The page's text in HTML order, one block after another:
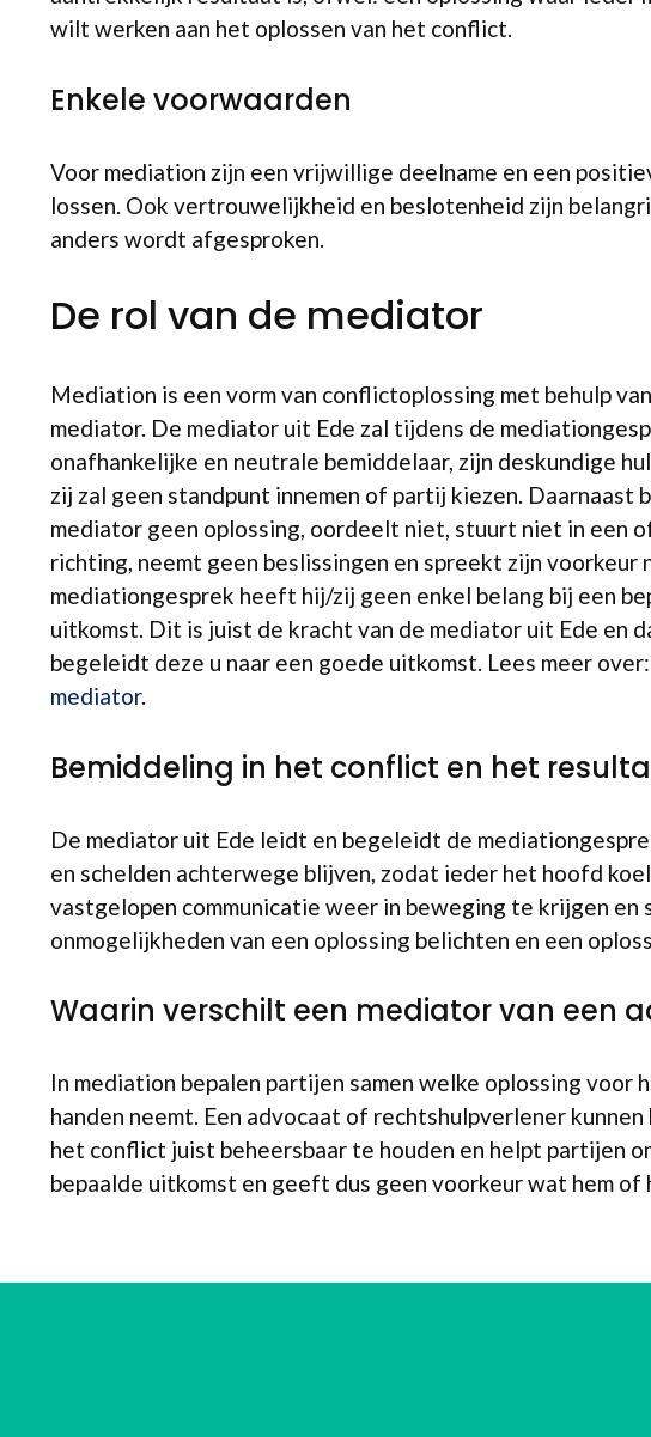
wilt werken aan het oplossen van het conflict.
Enkele voorwaarden
Voor mediation zijn een vrijwillige deelname en een
lossen. Ook vertrouwelijkheid en beslotenheid zijn
anders wordt afgesproken.
De rol van de mediator
Mediation is een vorm van conflictoplossing met behulp
mediator. De mediator uit Ede zal tijdens de
onafhankelijke en neutrale bemiddelaar, zijn deskundige
zij zal geen standpunt innemen of partij kiezen. Daarnaast
mediator geen oplossing, oordeelt niet, stuurt niet in een
richting, neemt geen beslissingen en spreekt zijn voorkeur
mediationgesprek heeft hij/zij geen enkel belang bij een
uitkomst. Dit is juist de kracht van de mediator uit Ede en
begeleidt deze u naar een goede uitkomst. Lees meer over:
mediator.
Bemiddeling in het conflict en het
De mediator uit Ede leidt en begeleidt de
en schelden achterwege blijven, zodat ieder het hoofd
vastgelopen communicatie weer in beweging te krijgen
onmogelijkheden van een oplossing belichten en een
Waarin verschilt een mediator van een
In mediation bepalen partijen samen welke oplossing
handen neemt. Een advocaat of rechtshulpverlener
het conflict juist beheersbaar te houden en helpt partijen
bepaalde uitkomst en geeft dus geen voorkeur wat hem